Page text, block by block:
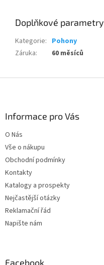
Doplňkové parametry
Kategorie: Pohony
Záruka: 60 měsíců
Informace pro Vás
O Nás
Vše o nákupu
Obchodní podmínky
Kontakty
Katalogy a prospekty
Nejčastější otázky
Reklamační řád
Napište nám
Facebook